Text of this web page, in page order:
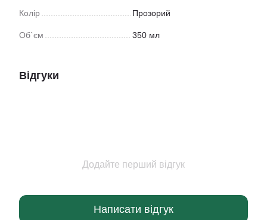
Колір Прозорий
Об`єм 350 мл
Відгуки
Додайте перший відгук
Написати відгук